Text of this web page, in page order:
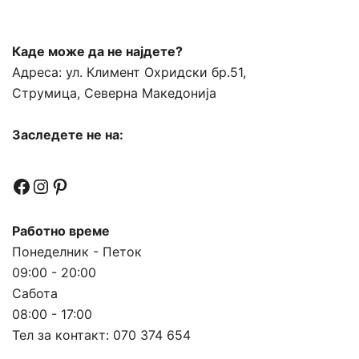
Каде може да не најдете?
Адреса: ул. Климент Охридски бр.51,
Струмица, Северна Македонија
Заследете не на:
Facebook
Instagram
Pinterest
Работно време
Понеделник - Петок
09:00 - 20:00
Сабота
08:00 - 17:00
Тел за контакт: 070 374 654